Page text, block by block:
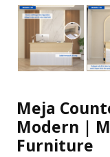
Meja
Modern |
Furniture